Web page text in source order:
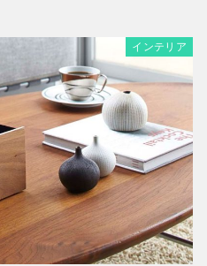
インテリア